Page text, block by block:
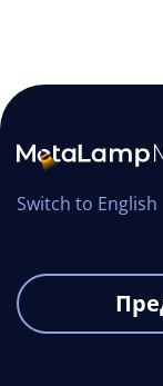
Switch to English